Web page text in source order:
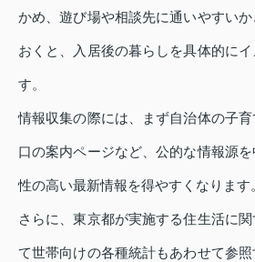
かめ、遊び場や相談先に通いやすい
おくと、入居後の暮らしを具体的に
す。
情報収集の際には、まず自治体の子
口の案内ページなど、公的な情報源
性の高い最新情報を得やすくなります
さらに、東京都が実施する住生活に
て世帯向けの各種統計もあわせて参